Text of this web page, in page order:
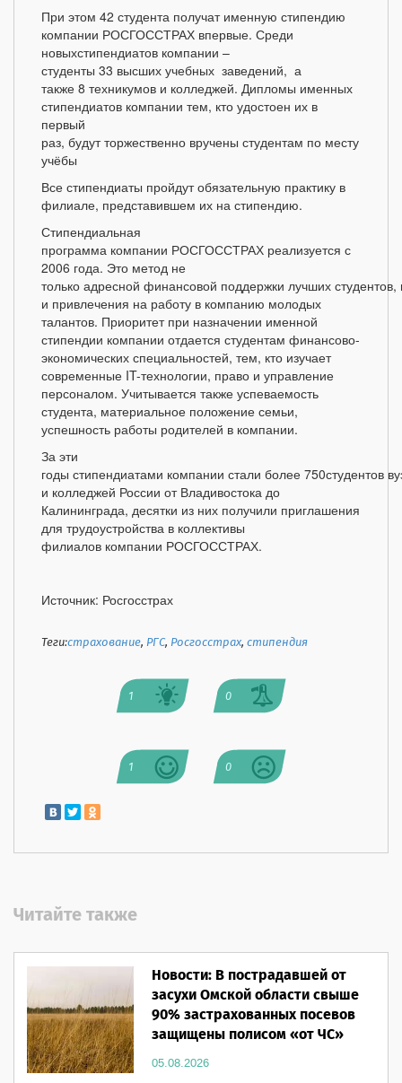
При этом 42 студента получат именную стипендию
компании РОСГОССТРАХ впервые. Среди
новыхстипендиатов компании –
студенты 33 высших учебных заведений, а
также 8 техникумов и колледжей. Дипломы именных
стипендиатов компании тем, кто удостоен их в
первый
раз, будут торжественно вручены студентам по месту
учёбы
Все стипендиаты пройдут обязательную практику в
филиале, представившем их на стипендию.
Стипендиальная
программа компании РОСГОССТРАХ реализуется с
2006 года. Это метод не
только адресной финансовой поддержки лучших студентов,
и привлечения на работу в компанию молодых
талантов. Приоритет при назначении именной
стипендии компании отдается студентам финансово-
экономических специальностей, тем, кто изучает
современные IT-технологии, право и управление
персоналом. Учитывается также успеваемость
студента, материальное положение семьи,
успешность работы родителей в компании.
За эти
годы стипендиатами компании стали более 750студентов
и колледжей России от Владивостока до
Калининграда, десятки из них получили приглашения
для трудоустройства в коллективы
филиалов компании РОСГОССТРАХ.
Источник: Росгосстрах
Теги:страхование, РГС, Росгосстрах,стипендия
1 0
1 0
Читайте также
Новости: В пострадавшей от
засухи Омской области свыше
90% застрахованных посевов
защищены полисом «от ЧС»
05.08.2026